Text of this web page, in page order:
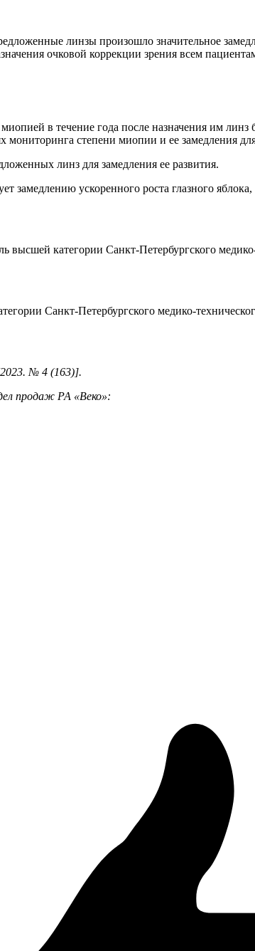
линзы произошло значительное
очковой коррекции зрения всем
в течение года после назначения им
степени миопии и ее замедления
линз для замедления ее развития.
замедлению ускоренного роста глазного
высшей категории Санкт-Петербургского
Санкт-Петербургского медико-
№ 4 (163)].
продаж РА «Веко»: